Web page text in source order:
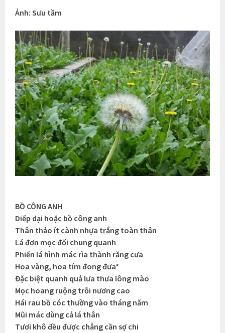
Ảnh: Sưu tầm
BỒ CÔNG ANH
Diếp dại hoặc bồ công anh
Thân thảo ít cành nhựa trắng toàn thân
Lá đơn mọc đối chung quanh
Phiến lá hình mác rìa thành răng cưa
Hoa vàng, hoa tím đong đưa*
Đặc biệt quanh quả lưa thưa lông mào
Mọc hoang ruộng trỗi nương cao
Hái rau bồ cóc thường vào tháng năm
Mũi mác dùng cả lá thân
Tươi khô đều được chẳng cần sợ chi